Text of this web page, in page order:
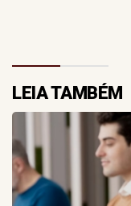
LEIA TAMBÉM